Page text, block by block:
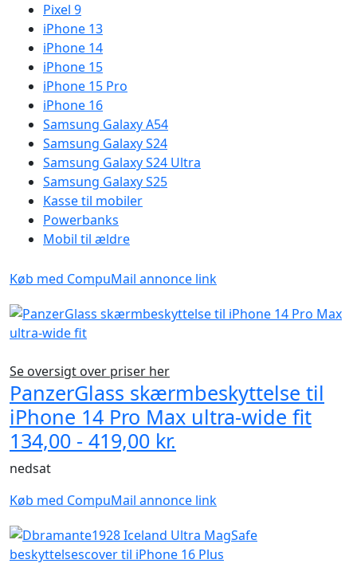
Pixel 9
iPhone 13
iPhone 14
iPhone 15
iPhone 15 Pro
iPhone 16
Samsung Galaxy A54
Samsung Galaxy S24
Samsung Galaxy S24 Ultra
Samsung Galaxy S25
Kasse til mobiler
Powerbanks
Mobil til ældre
Køb med CompuMail annonce link
Se oversigt over priser her
PanzerGlass skærmbeskyttelse til
iPhone 14 Pro Max ultra-wide fit
134,00 - 419,00 kr.
nedsat
Køb med CompuMail annonce link